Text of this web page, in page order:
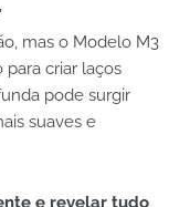
mas o Modelo M3
criar laços
pode surgir
suaves e
e revelar tudo